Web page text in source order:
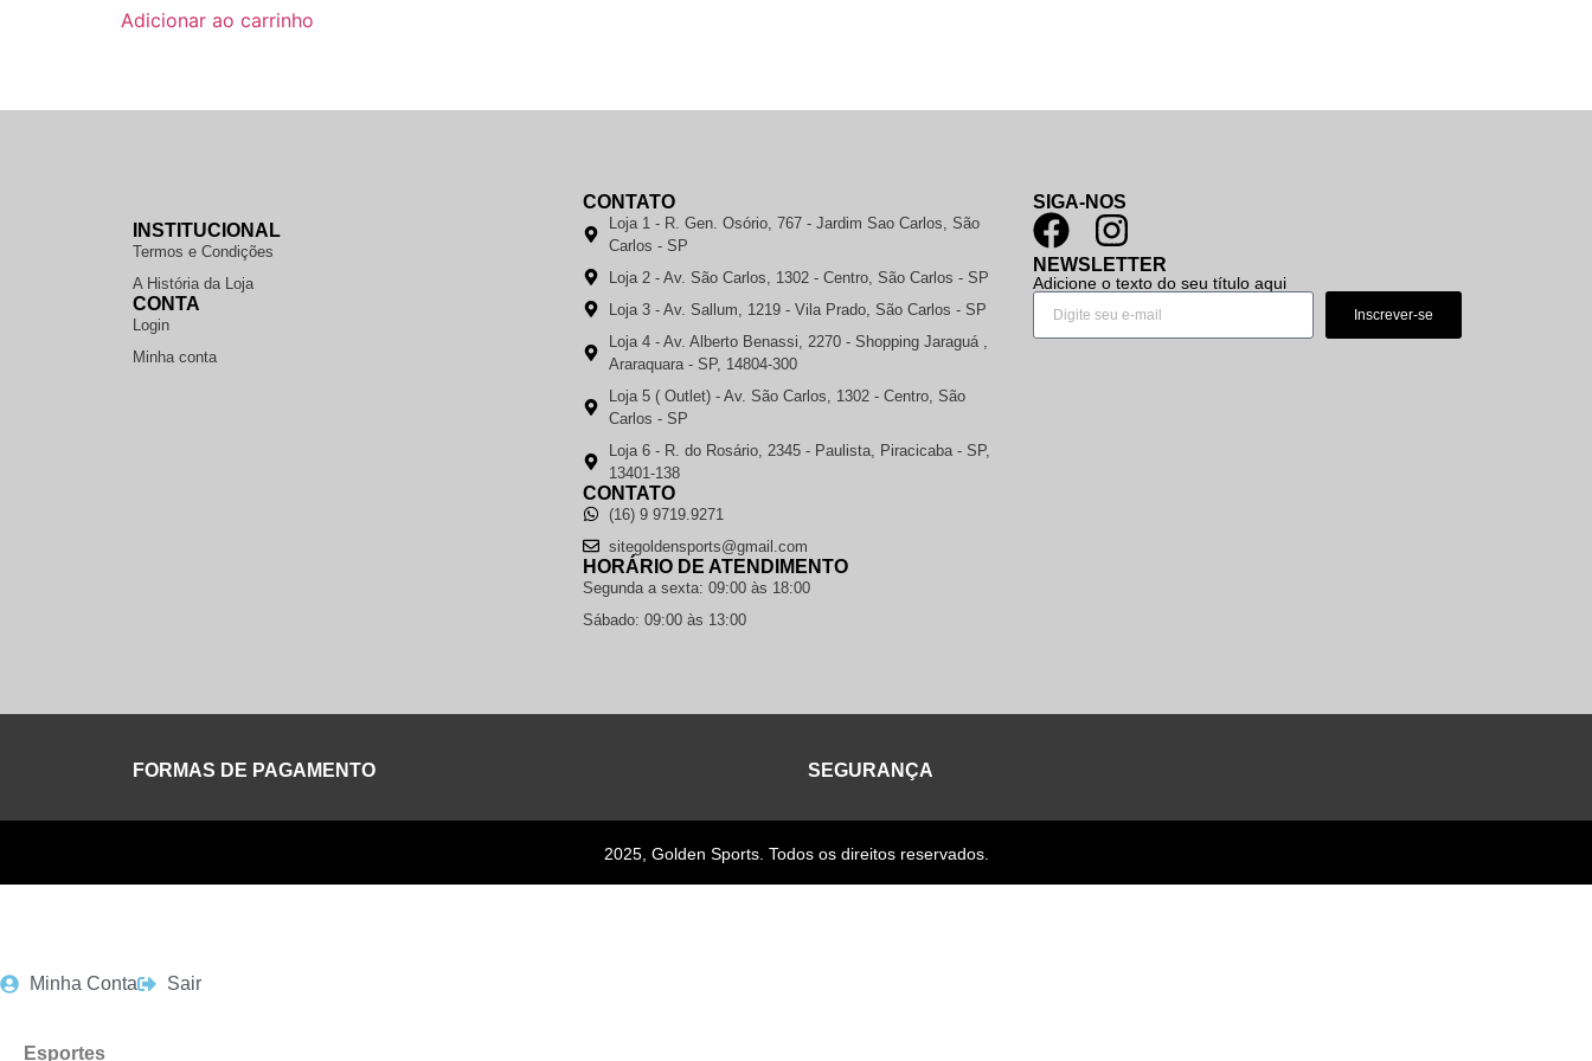
Adicionar ao carrinho
INSTITUCIONAL
Termos e Condições
A História da Loja
CONTA
Login
Minha conta
CONTATO
Loja 1 - R. Gen. Osório, 767 - Jardim Sao Carlos, São
Carlos - SP
Loja 2 - Av. São Carlos, 1302 - Centro, São Carlos - SP
Loja 3 - Av. Sallum, 1219 - Vila Prado, São Carlos - SP
Loja 4 - Av. Alberto Benassi, 2270 - Shopping Jaraguá ,
Araraquara - SP, 14804-300
Loja 5 ( Outlet) - Av. São Carlos, 1302 - Centro, São
Carlos - SP
Loja 6 - R. do Rosário, 2345 - Paulista, Piracicaba - SP,
13401-138
CONTATO
(16) 9 9719.9271
sitegoldensports@gmail.com
HORÁRIO DE ATENDIMENTO
Segunda a sexta: 09:00 às 18:00
Sábado: 09:00 às 13:00
SIGA-NOS
NEWSLETTER
Adicione o texto do seu título aqui
Inscrever-se
FORMAS DE PAGAMENTO SEGURANÇA
2025, Golden Sports. Todos os direitos reservados.
Minha Conta Sair
Esportes